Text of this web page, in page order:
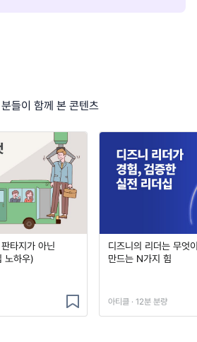
들이 함께 본 콘텐츠
타지가 아닌
노하우)
디즈니의 리더는 무엇
만드는 N가지 힘
아티클 · 12분 분량